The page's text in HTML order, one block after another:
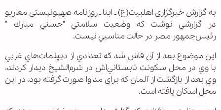
به گزارش خبرگزاری اهل‏بیت(ع) ـ ابنا ـ روزنامه صهيونيستي معاريو
در گزارشي نوشت كه وضعيت سلامتي "حسني مبارك "
رئيس‌جمهور مصر در حالت مناسبي نيست.
اين موضوع بعد از آن فاش شد كه تعدادي از ديپلمات‌هاي غربي
با وي در محل سكونت تابستاني‌اش در شرم‌الشيخ ديدار كردند،
وي بعد از بازگشت از آلمان كه براي مداوا صورت گرفته بود، در اين
محل اسكان يافته است.